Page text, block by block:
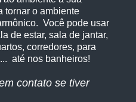
tornar o ambiente
Você pode usar
de estar, sala de jantar,
corredores, para
até nos banheiros!
contato se tiver